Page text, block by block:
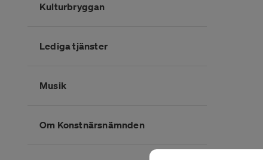
Kulturbryggan
Lediga tjänster
Musik
Om Konstnärsnämnden